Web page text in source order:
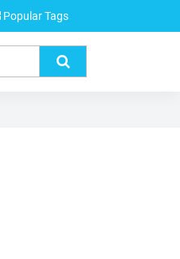
Popular Tags